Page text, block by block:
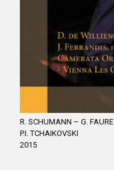
R. SCHUMANN – G. FAURE
P.I. TCHAIKOVSKI
2015